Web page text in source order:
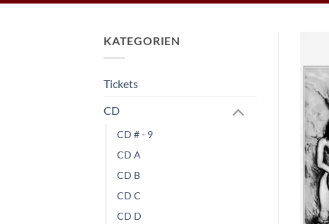
KATEGORIEN
Tickets
CD
CD # - 9
CD A
CD B
CD C
CD D